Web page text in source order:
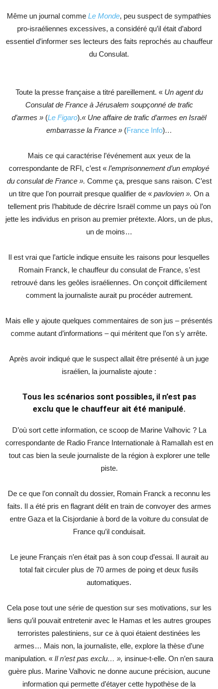
Même un journal comme Le Monde, peu suspect de sympathies
pro-israéliennes excessives, a considéré qu’il était d’abord
essentiel d’informer ses lecteurs des faits reprochés au chauffeur
du Consulat.
Toute la presse française a titré pareillement. « Un agent du
Consulat de France à Jérusalem soupçonné de trafic
d’armes » (Le Figaro).« Une affaire de trafic d’armes en Israël
embarrasse la France » (France Info)…
Mais ce qui caractérise l’événement aux yeux de la
correspondante de RFI, c’est « l’emprisonnement d’un employé
du consulat de France ». Comme ça, presque sans raison. C’est
un titre que l’on pourrait presque qualifier de « pavlovien ». On a
tellement pris l’habitude de décrire Israël comme un pays où l’on
jette les individus en prison au premier prétexte. Alors, un de plus,
un de moins…
Il est vrai que l’article indique ensuite les raisons pour lesquelles
Romain Franck, le chauffeur du consulat de France, s’est
retrouvé dans les geôles israéliennes. On conçoit difficilement
comment la journaliste aurait pu procéder autrement.
Mais elle y ajoute quelques commentaires de son jus – présentés
comme autant d’informations – qui méritent que l’on s’y arrête.
Après avoir indiqué que le suspect allait être présenté à un juge
israélien, la journaliste ajoute :
Tous les scénarios sont possibles, il n’est pas
exclu que le chauffeur ait été manipulé.
D’où sort cette information, ce scoop de Marine Valhovic ? La
correspondante de Radio France Internationale à Ramallah est en
tout cas bien la seule journaliste de la région à explorer une telle
piste.
De ce que l’on connaît du dossier, Romain Franck a reconnu les
faits. Il a été pris en flagrant délit en train de convoyer des armes
entre Gaza et la Cisjordanie à bord de la voiture du consulat de
France qu’il conduisait.
Le jeune Français n’en était pas à son coup d’essai. Il aurait au
total fait circuler plus de 70 armes de poing et deux fusils
automatiques.
Cela pose tout une série de question sur ses motivations, sur les
liens qu’il pouvait entretenir avec le Hamas et les autres groupes
terroristes palestiniens, sur ce à quoi étaient destinées les
armes… Mais non, la journaliste, elle, explore la thèse d’une
manipulation. « Il n’est pas exclu… », insinue-t-elle. On n’en saura
guère plus. Marine Valhovic ne donne aucune précision, aucune
information qui permette d’étayer cette hypothèse de la